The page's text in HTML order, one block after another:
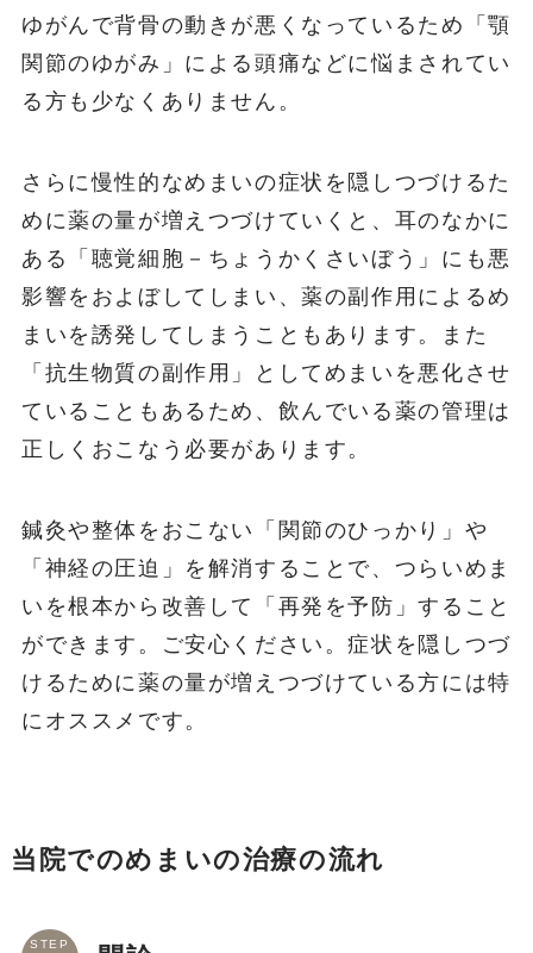
ゆがんで背骨の動きが悪くなっているため「顎
関節のゆがみ」による頭痛などに悩まされてい
る方も少なくありません。
さらに慢性的なめまいの症状を隠しつづけるた
めに薬の量が増えつづけていくと、耳のなかに
ある「聴覚細胞－ちょうかくさいぼう」にも悪
影響をおよぼしてしまい、薬の副作用によるめ
まいを誘発してしまうこともあります。また
「抗生物質の副作用」としてめまいを悪化させ
ていることもあるため、飲んでいる薬の管理は
正しくおこなう必要があります。
鍼灸や整体をおこない「関節のひっかり」や
「神経の圧迫」を解消することで、つらいめま
いを根本から改善して「再発を予防」すること
ができます。ご安心ください。症状を隠しつづ
けるために薬の量が増えつづけている方には特
にオススメです。
当院でのめまいの治療の流れ
STEP